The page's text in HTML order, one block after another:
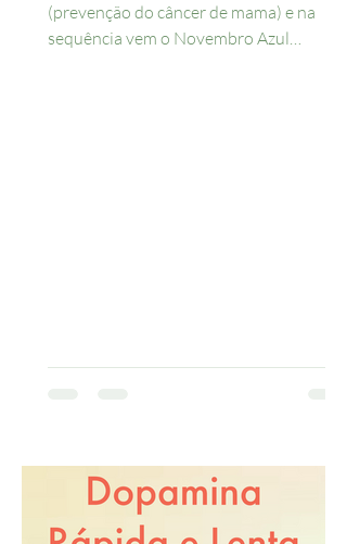
(prevenção do câncer de mama) e na
sequência vem o Novembro Azul